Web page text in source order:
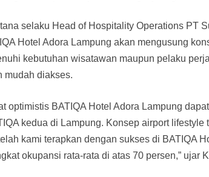
selaku Head of Hospitality Operations PT
Hotel Adora Lampung akan mengusung
kebutuhan wisatawan maupun pelaku
mudah diakses.
optimistis BATIQA Hotel Adora Lampung
kedua di Lampung. Konsep airport
kami terapkan dengan sukses di BATIQA
okupansi rata-rata di atas 70 persen,” ujar